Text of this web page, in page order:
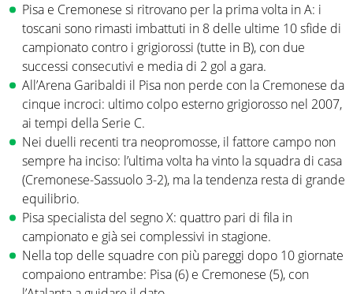
Pisa e Cremonese si ritrovano per la prima volta in A: i
toscani sono rimasti imbattuti in 8 delle ultime 10 sfide di
campionato contro i grigiorossi (tutte in B), con due
successi consecutivi e media di 2 gol a gara.
All’Arena Garibaldi il Pisa non perde con la Cremonese da
cinque incroci: ultimo colpo esterno grigiorosso nel 2007,
ai tempi della Serie C.
Nei duelli recenti tra neopromosse, il fattore campo non
sempre ha inciso: l’ultima volta ha vinto la squadra di casa
(Cremonese-Sassuolo 3-2), ma la tendenza resta di grande
equilibrio.
Pisa specialista del segno X: quattro pari di fila in
campionato e già sei complessivi in stagione.
Nella top delle squadre con più pareggi dopo 10 giornate
compaiono entrambe: Pisa (6) e Cremonese (5), con